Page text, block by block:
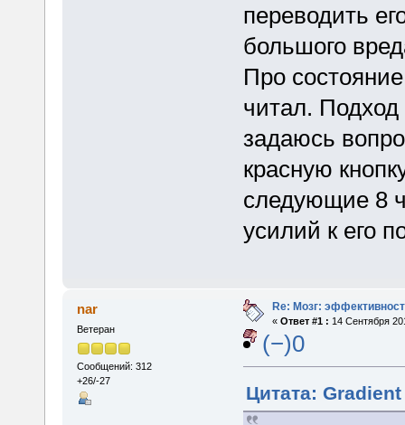
переводить
большого
Про
читал.
задаюсь
красную
следующие 8
усилий к его
nar
Ветеран
Сообщений: 312
+26/-27
Re: Мозг:
« Ответ #1 : 14 Сентября
(−)0
Цитата: